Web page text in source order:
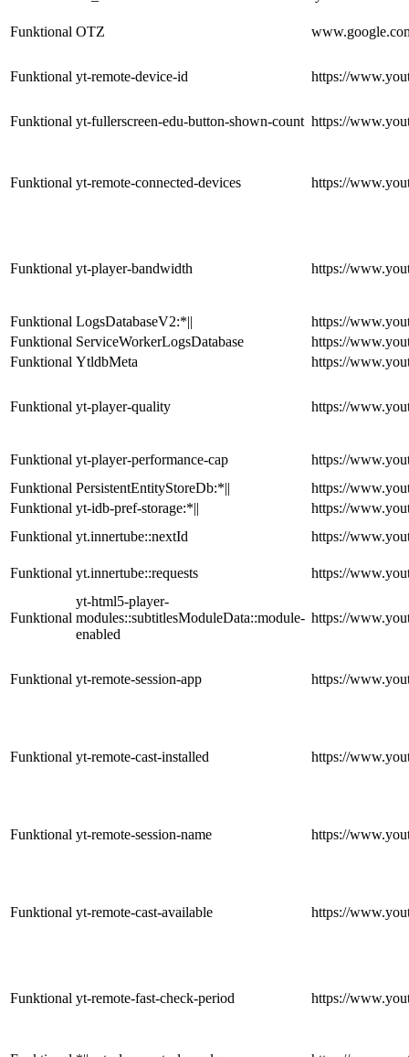
Funktional OTZ
Funktional yt-remote-device-id https://
Funktional yt-fullerscreen-edu-button-shown-count https://
Funktional yt-remote-connected-devices https://
Funktional yt-player-bandwidth https://
Funktional LogsDatabaseV2:*||
https://
Funktional ServiceWorkerLogsDatabase
https://
Funktional YtldbMeta https://
Funktional yt-player-quality https://
Funktional yt-player-performance-cap
https://
Funktional PersistentEntityStoreDb:*||
https://
Funktional yt-idb-pref-storage:*||
https://
Funktional yt.innertube::nextId https://
Funktional yt.innertube::requests https://
Funktional
yt-html5-player-
modules::subtitlesModuleData::module-
enabled
https://
Funktional yt-remote-session-app https://
Funktional yt-remote-cast-installed https://
Funktional yt-remote-session-name https://
Funktional yt-remote-cast-available https://
Funktional yt-remote-fast-check-period https://